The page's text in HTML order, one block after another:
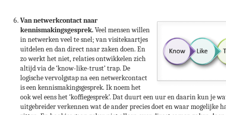
Van netwerkcontact naar
kennismakingsgesprek.Veel mensen willen
in netwerken veel te snel; van visitekaartjes
uitdelen en dan direct naar zaken doen. En
zo werkt het niet, relaties ontwikkelen zich
altijd via de ‘know-like-trust’ trap. De
logische vervolgstap na een netwerkcontact
is een kennismakingsgesprek. Ik noem het
ook wel eens het ‘koffiegesprek’. Dat duurt een uur en daarin kun je
uitgebreider verkennen wat de ander precies doet en waar mogelijke